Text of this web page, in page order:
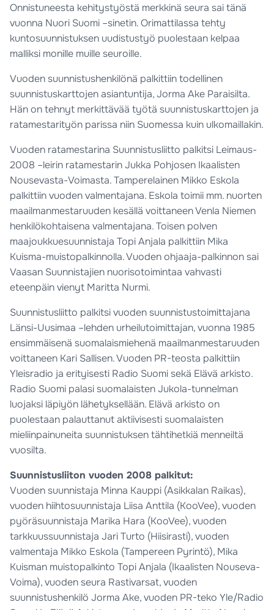
Onnistuneesta kehitystyöstä merkkinä seura sai tänä
vuonna Nuori Suomi –sinetin. Orimattilassa tehty
kuntosuunnistuksen uudistustyö puolestaan kelpaa
malliksi monille muille seuroille.
Vuoden suunnistushenkilönä palkittiin todellinen
suunnistuskarttojen asiantuntija, Jorma Ake Paraisilta.
Hän on tehnyt merkittävää työtä suunnistuskarttojen ja
ratamestarityön parissa niin Suomessa kuin ulkomaillakin.
Vuoden ratamestarina Suunnistusliitto palkitsi Leimaus-
2008 –leirin ratamestarin Jukka Pohjosen Ikaalisten
Nousevasta-Voimasta. Tamperelainen Mikko Eskola
palkittiin vuoden valmentajana. Eskola toimii mm. nuorten
maailmanmestaruuden kesällä voittaneen Venla Niemen
henkilökohtaisena valmentajana. Toisen polven
maajoukkuesuunnistaja Topi Anjala palkittiin Mika
Kuisma-muistopalkinnolla. Vuoden ohjaaja-palkinnon sai
Vaasan Suunnistajien nuorisotoimintaa vahvasti
eteenpäin vienyt Maritta Nurmi.
Suunnistusliitto palkitsi vuoden suunnistustoimittajana
Länsi-Uusimaa –lehden urheilutoimittajan, vuonna 1985
ensimmäisenä suomalaismiehenä maailmanmestaruuden
voittaneen Kari Sallisen. Vuoden PR-teosta palkittiin
Yleisradio ja erityisesti Radio Suomi sekä Elävä arkisto.
Radio Suomi palasi suomalaisten Jukola-tunnelman
luojaksi läpiyön lähetyksellään. Elävä arkisto on
puolestaan palauttanut aktiivisesti suomalaisten
mieliinpainuneita suunnistuksen tähtihetkiä menneiltä
vuosilta.
Suunnistusliiton vuoden 2008 palkitut:
Vuoden suunnistaja Minna Kauppi (Asikkalan Raikas),
vuoden hiihtosuunnistaja Liisa Anttila (KooVee), vuoden
pyöräsuunnistaja Marika Hara (KooVee), vuoden
tarkkuussuunnistaja Jari Turto (Hiisirasti), vuoden
valmentaja Mikko Eskola (Tampereen Pyrintö), Mika
Kuisman muistopalkinto Topi Anjala (Ikaalisten Nouseva-
Voima), vuoden seura Rastivarsat, vuoden
suunnistushenkilö Jorma Ake, vuoden PR-teko Yle/Radio